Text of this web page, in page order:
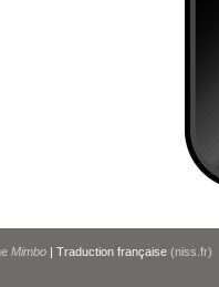
Mimbo | Traduction française (niss.fr)